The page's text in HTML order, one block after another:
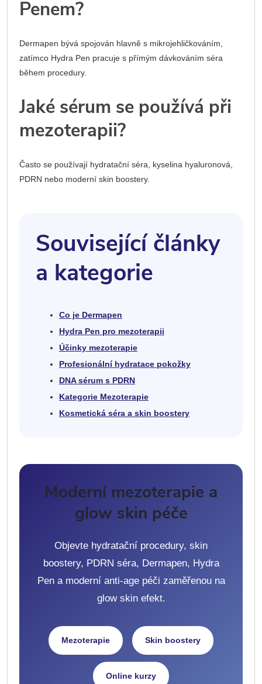
Penem?
Dermapen bývá spojován hlavně s mikrojehličkováním,
zatímco Hydra Pen pracuje s přímým dávkováním séra
během procedury.
Jaké sérum se používá při
mezoterapii?
Často se používají hydratační séra, kyselina hyaluronová,
PDRN nebo moderní skin boostery.
Související články
a kategorie
Co je Dermapen
Hydra Pen pro mezoterapii
Účinky mezoterapie
Profesionální hydratace pokožky
DNA sérum s PDRN
Kategorie Mezoterapie
Kosmetická séra a skin boostery
Moderní mezoterapie a
glow skin péče
Objevte hydratační procedury, skin
boostery, PDRN séra, Dermapen, Hydra
Pen a moderní anti-age péči zaměřenou na
glow skin efekt.
Mezoterapie Skin boostery
Online kurzy